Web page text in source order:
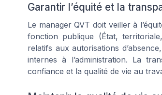
Garantir l’équité et la
Le manager QVT doit veiller à
fonction publique (État,
relatifs aux autorisations
internes à l’administration. La
confiance et la qualité de vie au